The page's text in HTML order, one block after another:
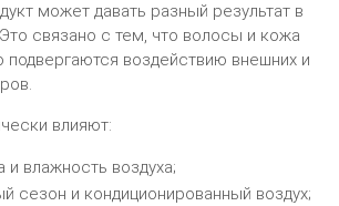
может давать разный результат в
связано с тем, что волосы и кожа
подвергаются воздействию внешних и
влияют:
и влажность воздуха;
сезон и кондиционированный воздух;